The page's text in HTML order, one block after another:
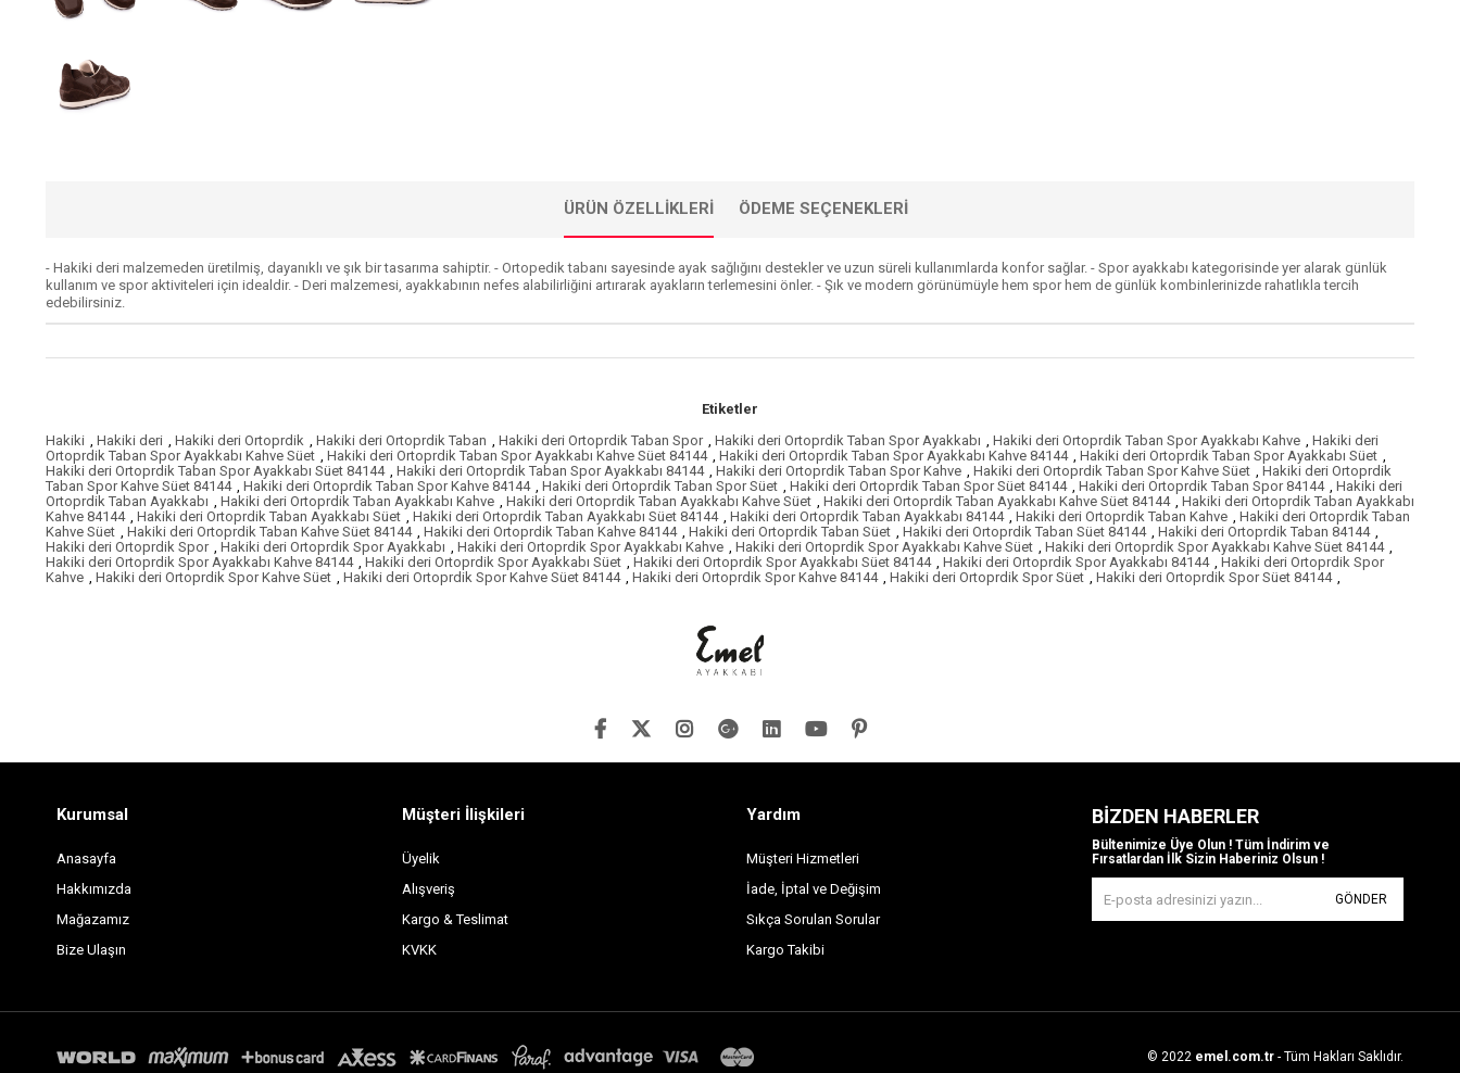
ÜRÜN ÖZELLIKLERI ÖDEME SEÇENEKLERI
- Hakiki deri malzemeden üretilmiş, dayanıklı ve şık bir tasarıma sahiptir. - Ortopedik tabanı sayesinde ayak sağlığını destekler ve uzun süreli kullanımlarda konfor sağlar. - Spor ayakkabı kategorisinde yer alarak günlük
kullanım ve spor aktiviteleri için idealdir. - Deri malzemesi, ayakkabının nefes alabilirliğini artırarak ayakların terlemesini önler. - Şık ve modern görünümüyle hem spor hem de günlük kombinlerinizde rahatlıkla tercih
edebilirsiniz.
Etiketler
Hakiki , Hakiki deri , Hakiki deri Ortoprdik , Hakiki deri Ortoprdik Taban , Hakiki deri Ortoprdik Taban Spor , Hakiki deri Ortoprdik Taban Spor Ayakkabı , Hakiki deri Ortoprdik Taban Spor Ayakkabı Kahve , Hakiki deri
Ortoprdik Taban Spor Ayakkabı Kahve Süet , Hakiki deri Ortoprdik Taban Spor Ayakkabı Kahve Süet 84144 , Hakiki deri Ortoprdik Taban Spor Ayakkabı Kahve 84144 , Hakiki deri Ortoprdik Taban Spor Ayakkabı Süet ,
Hakiki deri Ortoprdik Taban Spor Ayakkabı Süet 84144 , Hakiki deri Ortoprdik Taban Spor Ayakkabı 84144 , Hakiki deri Ortoprdik Taban Spor Kahve , Hakiki deri Ortoprdik Taban Spor Kahve Süet , Hakiki deri Ortoprdik
Taban Spor Kahve Süet 84144 , Hakiki deri Ortoprdik Taban Spor Kahve 84144 , Hakiki deri Ortoprdik Taban Spor Süet , Hakiki deri Ortoprdik Taban Spor Süet 84144 , Hakiki deri Ortoprdik Taban Spor 84144 , Hakiki deri
Ortoprdik Taban Ayakkabı , Hakiki deri Ortoprdik Taban Ayakkabı Kahve , Hakiki deri Ortoprdik Taban Ayakkabı Kahve Süet , Hakiki deri Ortoprdik Taban Ayakkabı Kahve Süet 84144 , Hakiki deri Ortoprdik Taban Ayakkabı
Kahve 84144 , Hakiki deri Ortoprdik Taban Ayakkabı Süet , Hakiki deri Ortoprdik Taban Ayakkabı Süet 84144 , Hakiki deri Ortoprdik Taban Ayakkabı 84144 , Hakiki deri Ortoprdik Taban Kahve , Hakiki deri Ortoprdik Taban
Kahve Süet , Hakiki deri Ortoprdik Taban Kahve Süet 84144 , Hakiki deri Ortoprdik Taban Kahve 84144 , Hakiki deri Ortoprdik Taban Süet , Hakiki deri Ortoprdik Taban Süet 84144 , Hakiki deri Ortoprdik Taban 84144 ,
Hakiki deri Ortoprdik Spor , Hakiki deri Ortoprdik Spor Ayakkabı , Hakiki deri Ortoprdik Spor Ayakkabı Kahve , Hakiki deri Ortoprdik Spor Ayakkabı Kahve Süet , Hakiki deri Ortoprdik Spor Ayakkabı Kahve Süet 84144 ,
Hakiki deri Ortoprdik Spor Ayakkabı Kahve 84144 , Hakiki deri Ortoprdik Spor Ayakkabı Süet , Hakiki deri Ortoprdik Spor Ayakkabı Süet 84144 , Hakiki deri Ortoprdik Spor Ayakkabı 84144 , Hakiki deri Ortoprdik Spor
Kahve , Hakiki deri Ortoprdik Spor Kahve Süet , Hakiki deri Ortoprdik Spor Kahve Süet 84144 , Hakiki deri Ortoprdik Spor Kahve 84144 , Hakiki deri Ortoprdik Spor Süet , Hakiki deri Ortoprdik Spor Süet 84144 ,
Kurumsal
Anasayfa
Hakkımızda
Mağazamız
Bize Ulaşın
Müşteri İlişkileri
Üyelik
Alışveriş
Kargo & Teslimat
KVKK
Yardım
Müşteri Hizmetleri
İade, İptal ve Değişim
Sıkça Sorulan Sorular
Kargo Takibi
BIZDEN HABERLER
Bültenimize Üye Olun ! Tüm İndirim ve
Fırsatlardan İlk Sizin Haberiniz Olsun !
GÖNDER
© 2022 emel.com.tr - Tüm Hakları Saklıdır.